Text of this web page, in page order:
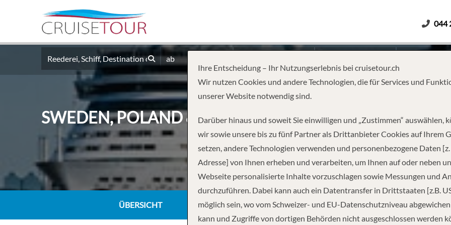
044
ab
SWEDEN, POLAND & DENMARK FROM
ÜBERSICHT REISEINFORMATIONEN
Ihre Entscheidung – Ihr Nutzungserlebnis bei cruisetour.ch
Wir nutzen Cookies und andere Technologien, die für Services und
unserer Website notwendig sind.
Darüber hinaus und soweit Sie einwilligen und „Zustimmen“ auswählen,
wir sowie unsere bis zu fünf Partner als Drittanbieter Cookies auf Ihrem
setzen, andere Technologien verwenden und personenbezogene Daten [z.
Adresse] von Ihnen erheben und verarbeiten, um Ihnen auf oder neben
Webseite personalisierte Inhalte vorzuschlagen sowie Messungen und
durchzuführen. Dabei kann auch ein Datentransfer in Drittstaaten [z.B.
möglich sein, wo vom Schweizer- und EU-Datenschutzniveau
kann und Zugriffe von dortigen Behörden nicht ausgeschlossen werden